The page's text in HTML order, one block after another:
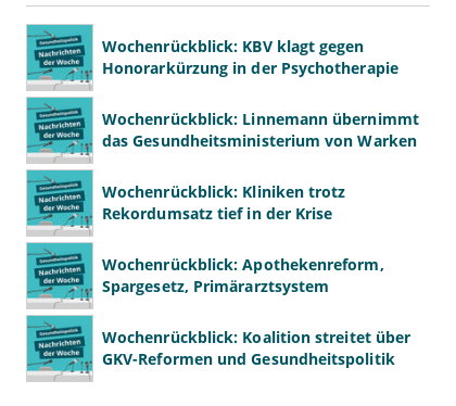
Wochenrückblick: KBV klagt gegen
Honorarkürzung in der Psychotherapie
Wochenrückblick: Linnemann übernimmt
das Gesundheitsministerium von Warken
Wochenrückblick: Kliniken trotz
Rekordumsatz tief in der Krise
Wochenrückblick: Apothekenreform,
Spargesetz, Primärarztsystem
Wochenrückblick: Koalition streitet über
GKV-Reformen und Gesundheitspolitik